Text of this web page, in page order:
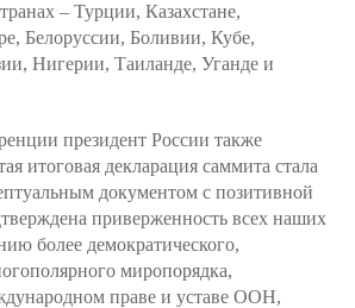
– Турции, Казахстане,
Белоруссии, Боливии, Кубе,
Нигерии, Таиланде, Уганде и
президент России также
итоговая декларация саммита стала
документом с позитивной
приверженность всех наших
более демократического,
миропорядка,
праве и уставе ООН,